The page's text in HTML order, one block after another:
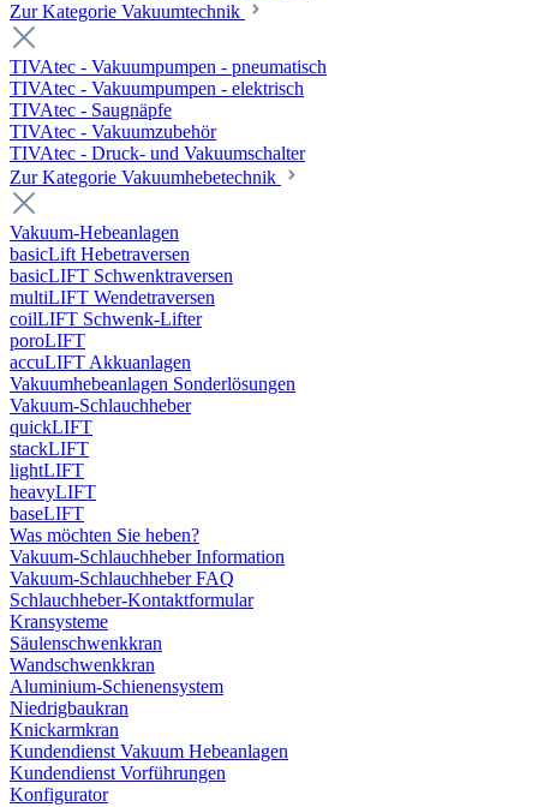
Zur Kategorie Vakuumtechnik
TIVAtec - Vakuumpumpen - pneumatisch
TIVAtec - Vakuumpumpen - elektrisch
TIVAtec - Saugnäpfe
TIVAtec - Vakuumzubehör
TIVAtec - Druck- und Vakuumschalter
Zur Kategorie Vakuumhebetechnik
Vakuum-Hebeanlagen
basicLift Hebetraversen
basicLIFT Schwenktraversen
multiLIFT Wendetraversen
coilLIFT Schwenk-Lifter
poroLIFT
accuLIFT Akkuanlagen
Vakuumhebeanlagen Sonderlösungen
Vakuum-Schlauchheber
quickLIFT
stackLIFT
lightLIFT
heavyLIFT
baseLIFT
Was möchten Sie heben?
Vakuum-Schlauchheber Information
Vakuum-Schlauchheber FAQ
Schlauchheber-Kontaktformular
Kransysteme
Säulenschwenkkran
Wandschwenkkran
Aluminium-Schienensystem
Niedrigbaukran
Knickarmkran
Kundendienst Vakuum Hebeanlagen
Kundendienst Vorführungen
Konfigurator